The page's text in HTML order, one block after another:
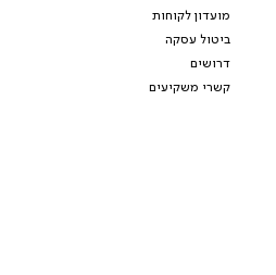
מועדון לקוחות
ביטול עסקה
דרושים
קשרי משקיעים